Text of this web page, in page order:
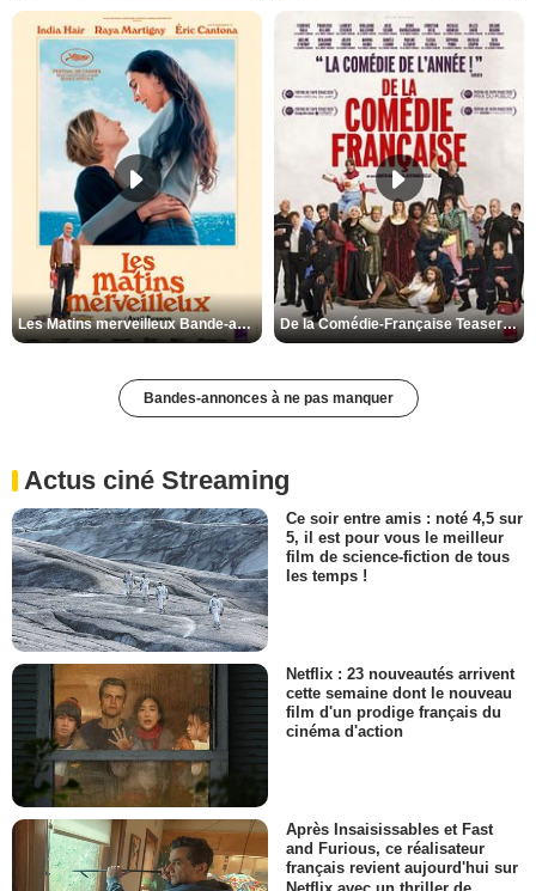
Les Matins merveilleux Bande-annonce VF De la Comédie-Française Teaser VF
Bandes-annonces à ne pas manquer
Actus ciné Streaming
Ce soir entre amis : noté 4,5 sur
5, il est pour vous le meilleur
film de science-fiction de tous
les temps !
Netflix : 23 nouveautés arrivent
cette semaine dont le nouveau
film d'un prodige français du
cinéma d'action
Après Insaisissables et Fast
and Furious, ce réalisateur
français revient aujourd'hui sur